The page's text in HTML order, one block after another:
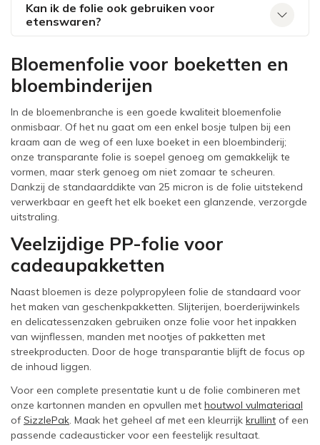
Kan ik de folie ook gebruiken voor
etenswaren?
Bloemenfolie voor boeketten en
bloembinderijen
In de bloemenbranche is een goede kwaliteit bloemenfolie
onmisbaar. Of het nu gaat om een enkel bosje tulpen bij een
kraam aan de weg of een luxe boeket in een bloembinderij;
onze transparante folie is soepel genoeg om gemakkelijk te
vormen, maar sterk genoeg om niet zomaar te scheuren.
Dankzij de standaarddikte van 25 micron is de folie uitstekend
verwerkbaar en geeft het elk boeket een glanzende, verzorgde
uitstraling.
Veelzijdige PP-folie voor
cadeaupakketten
Naast bloemen is deze polypropyleen folie de standaard voor
het maken van geschenkpakketten. Slijterijen, boerderijwinkels
en delicatessenzaken gebruiken onze folie voor het inpakken
van wijnflessen, manden met nootjes of pakketten met
streekproducten. Door de hoge transparantie blijft de focus op
de inhoud liggen.
Voor een complete presentatie kunt u de folie combineren met
onze kartonnen manden en opvullen met houtwol vulmateriaal
ofSizzlePak. Maak het geheel af met een kleurrijk krullint of een
passende cadeausticker voor een feestelijk resultaat.